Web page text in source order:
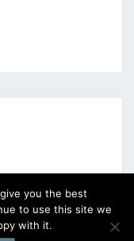
you the best
to use this site we
with it.